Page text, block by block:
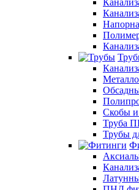
Скобы и
Труба
Трубы